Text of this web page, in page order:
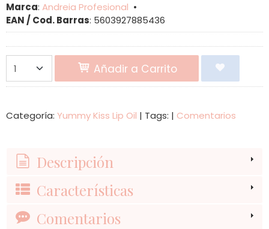
Marca: Andreia Profesional •
EAN / Cod. Barras: 5603927885436
Añadir a Carrito
Categoría: Yummy Kiss Lip Oil | Tags: | Comentarios
Descripción
Características
Comentarios